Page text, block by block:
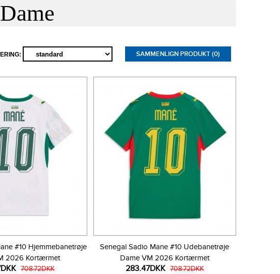
SAMMENLIGN PRODUKT (0)
#10 Hjemmebanetrøje
2026 Kortærmet
708.72DKK
Senegal Sadio Mane #10 Udebanetrøje
Dame VM 2026 Kortærmet
283.47DKK 708.72DKK